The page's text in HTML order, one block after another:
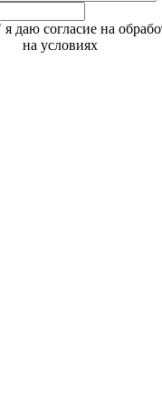
даю согласие на
на условиях